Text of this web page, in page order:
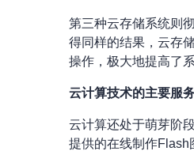
第三种云存储系统则
得同样的结果，云存
操作，极大地提高了
云计算技术的主要服
云计算还处于萌芽阶
提供的在线制作Flash